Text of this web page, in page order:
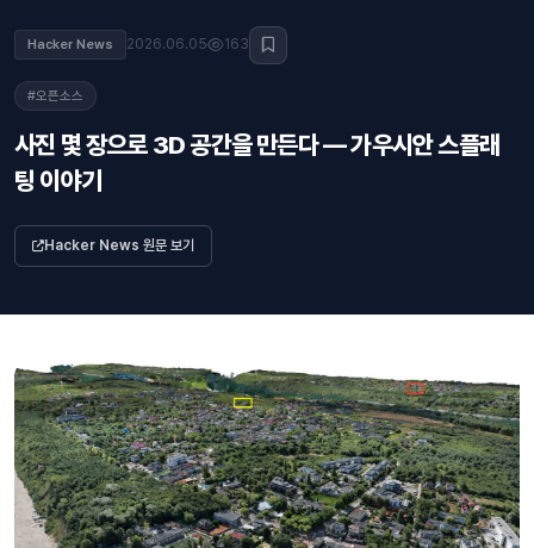
Hacker News 2026.06.05 163
#오픈소스
사진 몇 장으로 3D 공간을 만든다 — 가우시안 스플래
팅 이야기
Hacker News 원문 보기